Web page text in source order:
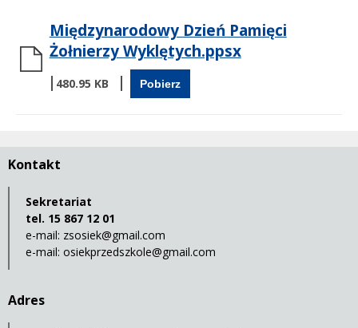
Międzynarodowy Dzień Pamięci
Żołnierzy Wyklętych.ppsx
480.95 KB Pobierz
Kontakt
Sekretariat
tel. 15 867 12 01
e-mail: zsosiek@gmail.com
e-mail: osiekprzedszkole@gmail.com
Adres